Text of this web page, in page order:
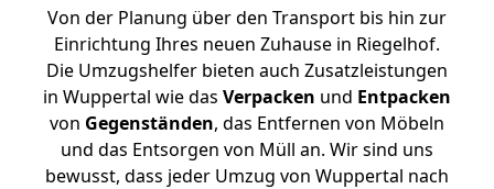
Von der Planung über den Transport bis hin zur
Einrichtung Ihres neuen Zuhause in Riegelhof.
Die Umzugshelfer bieten auch Zusatzleistungen
in Wuppertal wie das Verpacken und Entpacken
von Gegenständen, das Entfernen von Möbeln
und das Entsorgen von Müll an. Wir sind uns
bewusst, dass jeder Umzug von Wuppertal nach